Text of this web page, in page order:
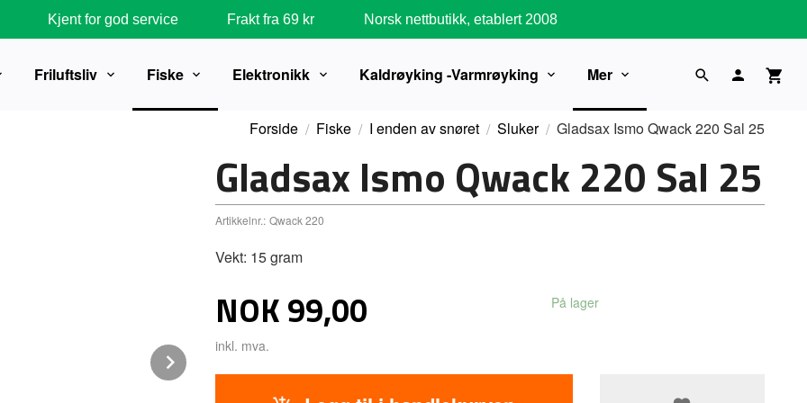
Kjent for god service Frakt fra 69 kr Norsk nettbutikk, etablert 2008
Friluftsliv Fiske Elektronikk Kaldrøyking -Varmrøyking Mer
Forside Fiske I enden av snøret Sluker Gladsax Ismo Qwack 220 Sal 25
Next
Gladsax Ismo Qwack 220 Sal 25
Artikkelnr.: Qwack 220
Vekt: 15 gram
Pris
NOK99,00
inkl. mva.
På lager